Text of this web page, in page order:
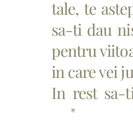
tale, te
sa-ti dau
pentru
in care vei
In rest sa-
❤️"